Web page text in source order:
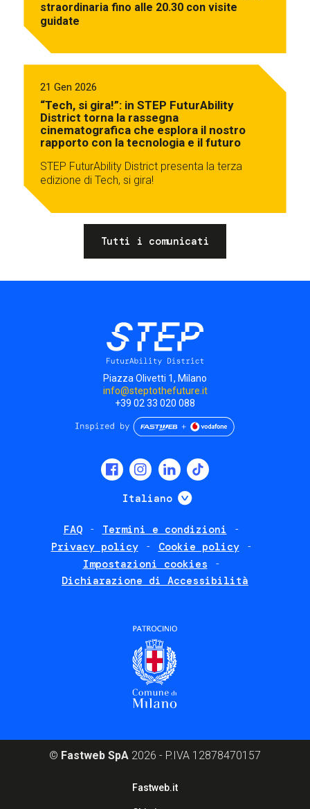
straordinaria fino alle 20.30 con visite
guidate
21 Gen 2026
“Tech, si gira!”: in STEP FuturAbility
District torna la rassegna
cinematografica che esplora il nostro
rapporto con la tecnologia e il futuro
STEP FuturAbility District presenta la terza
edizione di Tech, si gira!
Tutti i comunicati
Piazza Olivetti 1, Milano
info@steptothefuture.it
+39 02 33 020 088
Italiano Mostra ulteriori
FAQ
Termini e condizioni
Privacy policy
Cookie policy
Impostazioni cookies
Dichiarazione di Accessibilità
© Fastweb SpA 2026 - P.IVA 12878470157
Fastweb.it